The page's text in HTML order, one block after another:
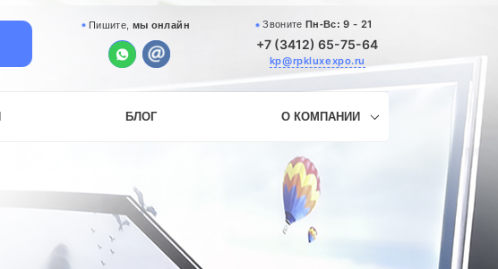
Пишите, мы онлайн Звоните Пн-Вс:9 - 21
+7 (3412) 65-75-64
kp@rpkluxexpo.ru
БЛОГ О КОМПАНИИ